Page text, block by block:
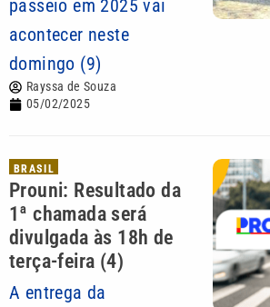
passeio em 2025 vai
acontecer neste
domingo (9)
Rayssa de Souza
05/02/2025
BRASIL
Prouni: Resultado da
1ª chamada será
divulgada às 18h de
terça-feira (4)
A entrega da